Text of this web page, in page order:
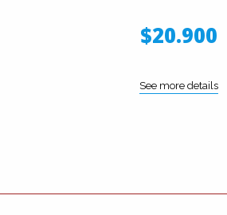
$20.900
See more details